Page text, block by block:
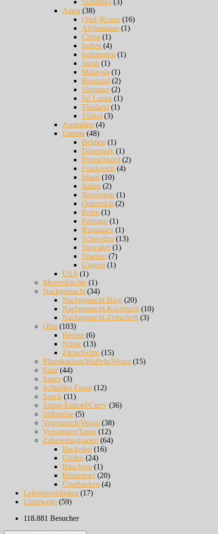
Südafrika (3)
Asien (38)
(Süd-)Korea (16)
Afghanistan (1)
China (1)
Indien (4)
Indonesien (1)
Japan (1)
Malaysia (1)
Russland (2)
Singapur(2)
Sri Lanka (1)
Thailand (1)
Türkei (3)
Australien (4)
Europa (48)
Belgien (1)
Dänemark (1)
Deutschland (2)
Frankreich (4)
Irland (10)
Italien (2)
Norwegen (1)
Österreich (2)
Polen (1)
Portugal (1)
Rumänien (1)
Schweden (13)
Slowakei (1)
Spanien (7)
Ungarn (1)
USA (1)
Meeresfrüchte (1)
Nachgemacht (34)
Nachgemacht-Blog (20)
Nachgemacht-Kochbuch (10)
Nachgemacht-Zeitschrift (3)
Obst (103)
Beeren (6)
Nüsse (13)
Zitrusfüchte (15)
Pfannkuchen/Waffeln/Wraps (15)
Salat (44)
Sauce (3)
Schnelles Essen (12)
Snack (11)
Suppe/Eintopf/Curry (36)
Süßspeise (5)
Vegetarisch/Vegan (38)
Vorspeisen/Tapas (12)
Zubereitungsarten (64)
Backofen (16)
Grillen (24)
Räuchern (1)
Römertopf(20)
Überbacken (4)
Lebensweisheiten (17)
Unterwegs (59)
118.881 Besucher